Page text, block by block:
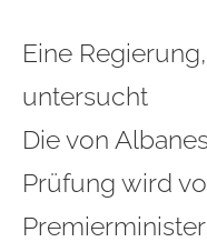
Eine
untersucht
Die von
Prüfung wird